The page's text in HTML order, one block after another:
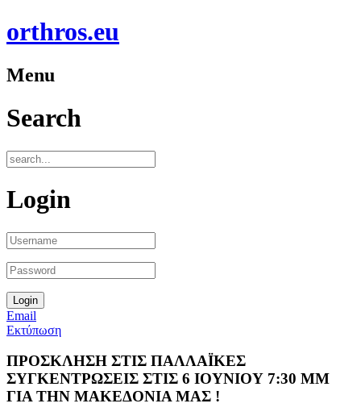
orthros.eu
Menu
Search
Login
Email
Εκτύπωση
ΠΡΟΣΚΛΗΣΗ ΣΤΙΣ ΠΑΛΛΑΪΚΕΣ
ΣΥΓΚΕΝΤΡΩΣΕΙΣ ΣΤΙΣ 6 ΙΟΥΝΙΟΥ 7:30 ΜΜ
ΓΙΑ ΤΗΝ ΜΑΚΕΔΟΝΙΑ ΜΑΣ !